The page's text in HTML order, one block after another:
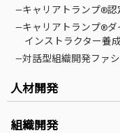
—キャリアトランプ®認
—キャリアトランプ®ダ
インストラクター養
—対話型組織開発ファ
人材開発
組織開発